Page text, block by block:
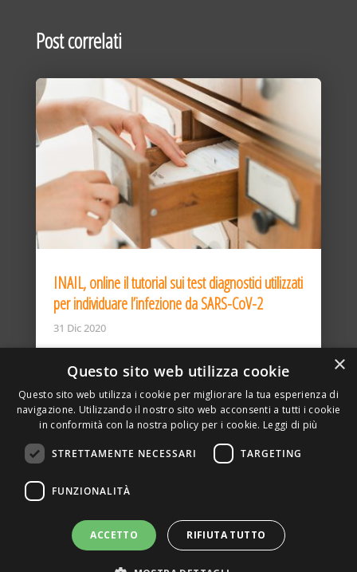
Post correlati
INAIL, online il tutorial sui test diagnostici utilizzati
per individuare l’infezione da SARS-CoV-2
31 Dic 2020
DELLA TORRE, 15 – 20127 – MILANO – P. IVA
SITO REALIZZATO DA GRAFICAEFOTO WEB AGENCY –
PARTNER SINTEL
×
Questo sito web utilizza cookie
Questo sito web utilizza i cookie per migliorare la tua esperienza di
navigazione. Utilizzando il nostro sito web acconsenti a tutti i cookie
in conformità con la nostra policy per i cookie. Leggi di più
STRETTAMENTE NECESSARI TARGETING
FUNZIONALITÀ
ACCETTO RIFIUTA TUTTO